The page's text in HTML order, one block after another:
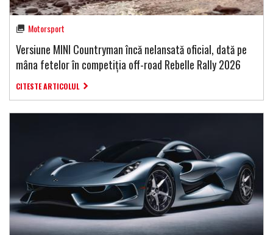
Motorsport
Versiune MINI Countryman încă nelansată oficial, dată pe
mâna fetelor în competiția off-road Rebelle Rally 2026
CITESTE ARTICOLUL